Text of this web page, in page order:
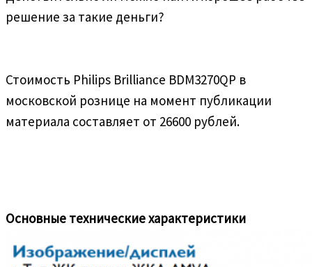
решение за такие деньги?
Стоимость Philips Brilliance BDM3270QP в
московской рознице на момент публикации
материала составляет от 26600 рублей.
Основные технические характеристики